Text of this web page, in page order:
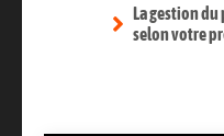
La gestion du
selon votre